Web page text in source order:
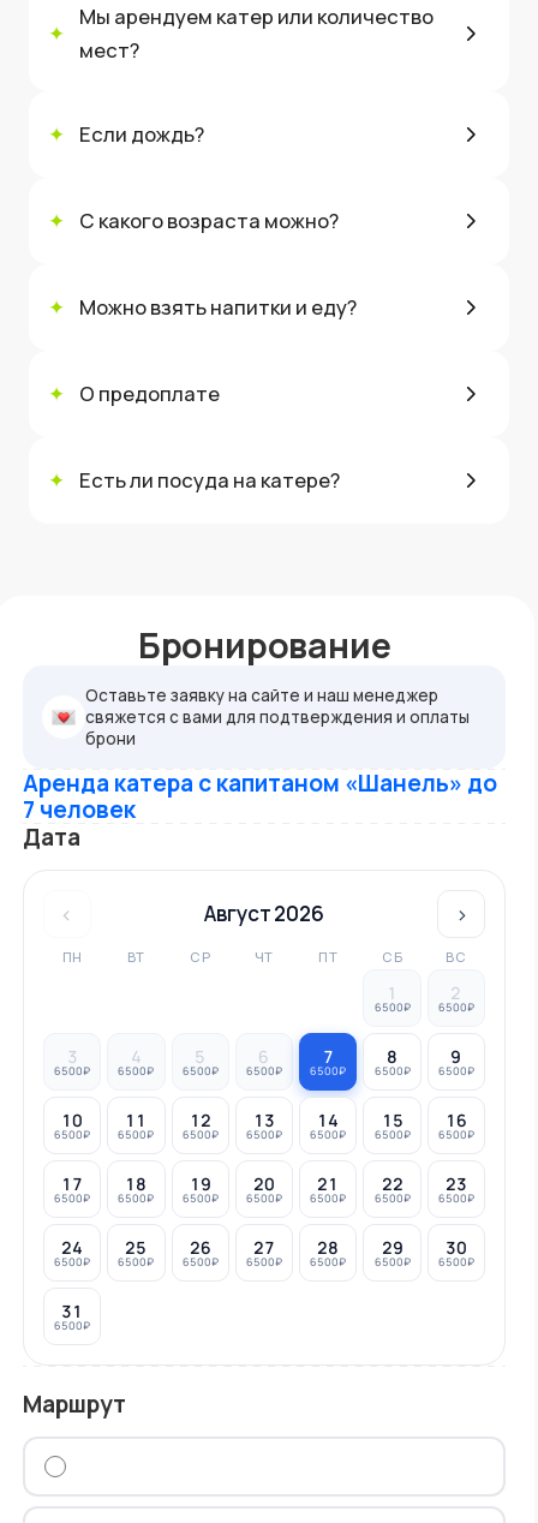
✦
Мы арендуем катер или количество
мест?
✦ Если дождь?
✦ С какого возраста можно?
✦ Можно взять напитки и еду?
✦ О предоплате
✦ Есть ли посуда на катере?
Бронирование
Оставьте заявку на сайте и наш менеджер
свяжется с вами для подтверждения и оплаты
брони
Аренда катера с капитаном «Шанель» до
7 человек
Дата
‹ Август 2026 ›
ПН ВТ СР ЧТ ПТ СБ ВС
1
6500₽
2
6500₽
3
6500₽
4
6500₽
5
6500₽
6
6500₽
7
6500₽
8
6500₽
9
6500₽
10
6500₽
11
6500₽
12
6500₽
13
6500₽
14
6500₽
15
6500₽
16
6500₽
17
6500₽
18
6500₽
19
6500₽
20
6500₽
21
6500₽
22
6500₽
23
6500₽
24
6500₽
25
6500₽
26
6500₽
27
6500₽
28
6500₽
29
6500₽
30
6500₽
31
6500₽
Маршрут